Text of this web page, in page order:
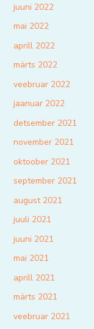
juuni 2022
mai 2022
aprill 2022
märts 2022
veebruar 2022
jaanuar 2022
detsember 2021
november 2021
oktoober 2021
september 2021
august 2021
juuli 2021
juuni 2021
mai 2021
aprill 2021
märts 2021
veebruar 2021